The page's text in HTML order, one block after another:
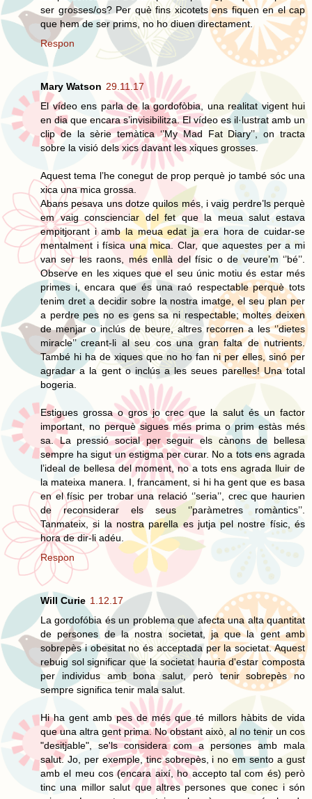
ser grosses/os? Per què fins xicotets ens fiquen en el cap
que hem de ser prims, no ho diuen directament.
Respon
Mary Watson 29.11.17
El vídeo ens parla de la gordofòbia, una realitat vigent hui
en dia que encara s’invisibilitza. El vídeo es il·lustrat amb un
clip de la sèrie temàtica ‘’My Mad Fat Diary’’, on tracta
sobre la visió dels xics davant les xiques grosses.
Aquest tema l’he conegut de prop perquè jo també sóc una
xica una mica grossa.
Abans pesava uns dotze quilos més, i vaig perdre’ls perquè
em vaig conscienciar del fet que la meua salut estava
empitjorant i amb la meua edat ja era hora de cuidar-se
mentalment i física una mica. Clar, que aquestes per a mi
van ser les raons, més enllà del físic o de veure’m ‘’bé’’.
Observe en les xiques que el seu únic motiu és estar més
primes i, encara que és una raó respectable perquè tots
tenim dret a decidir sobre la nostra imatge, el seu plan per
a perdre pes no es gens sa ni respectable; moltes deixen
de menjar o inclús de beure, altres recorren a les ‘’dietes
miracle’’ creant-li al seu cos una gran falta de nutrients.
També hi ha de xiques que no ho fan ni per elles, sinó per
agradar a la gent o inclús a les seues parelles! Una total
bogeria.
Estigues grossa o gros jo crec que la salut és un factor
important, no perquè sigues més prima o prim estàs més
sa. La pressió social per seguir els cànons de bellesa
sempre ha sigut un estigma per curar. No a tots ens agrada
l’ideal de bellesa del moment, no a tots ens agrada lluir de
la mateixa manera. I, francament, si hi ha gent que es basa
en el físic per trobar una relació ‘’seria’’, crec que haurien
de reconsiderar els seus ‘’paràmetres romàntics’’.
Tanmateix, si la nostra parella es jutja pel nostre físic, és
hora de dir-li adéu.
Respon
Will Curie 1.12.17
La gordofóbia és un problema que afecta una alta quantitat
de persones de la nostra societat, ja que la gent amb
sobrepès i obesitat no és acceptada per la societat. Aquest
rebuig sol significar que la societat hauria d'estar composta
per individus amb bona salut, però tenir sobrepès no
sempre significa tenir mala salut.
Hi ha gent amb pes de més que té millors hàbits de vida
que una altra gent prima. No obstant això, al no tenir un cos
"desitjable", se'ls considera com a persones amb mala
salut. Jo, per exemple, tinc sobrepès, i no em sento a gust
amb el meu cos (encara així, ho accepto tal com és) però
tinc una millor salut que altres persones que conec i són